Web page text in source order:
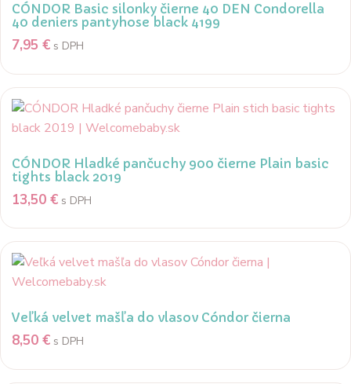
CÓNDOR Basic silonky čierne 40 DEN Condorella
40 deniers pantyhose black 4199
7,95 € s DPH
CÓNDOR Hladké pančuchy 900 čierne Plain basic
tights black 2019
13,50 € s DPH
Veľká velvet mašľa do vlasov Cóndor čierna
8,50 € s DPH